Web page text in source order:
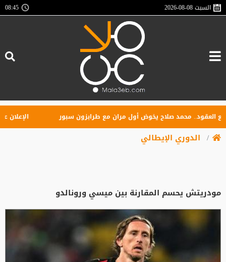
السبت2026-08-08
08:45
محمد صلاح يخوض أول مران مع طرابزون سبور الإعلان عن
الدوري الإيطالي
مودريتش يحسم المقارنة بين ميسي ورونالدو